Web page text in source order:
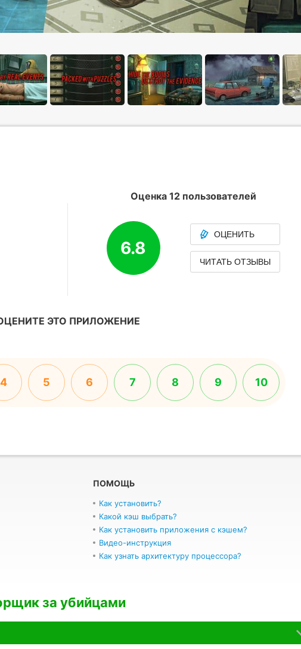
Оценка 12 пользователей
6.8
ОЦЕНИТЬ
ЧИТАТЬ ОТЗЫВЫ
ЭТО ПРИЛОЖЕНИЕ
4 5 6 7 8 9 10
ПОМОЩЬ
Как установить?
Какой кэш выбрать?
Как установить приложения с кэшем?
Видео-инструкция
Как узнать архитектуру процессора?
за убийцами